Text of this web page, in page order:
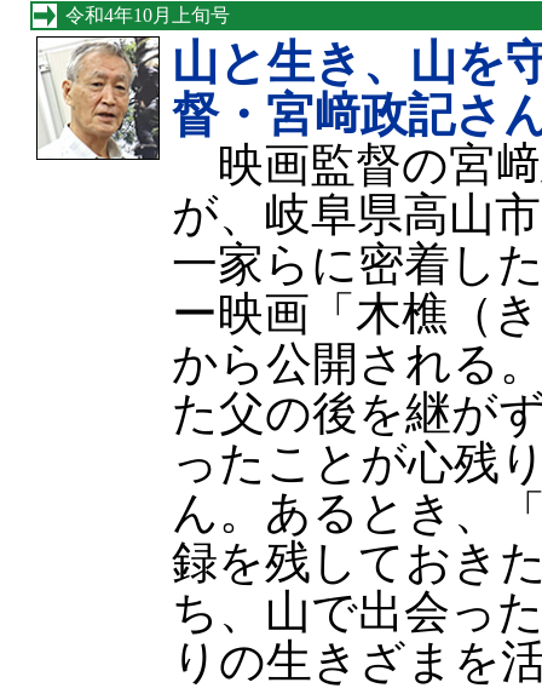
令和4年10月上旬号
山と生き、山を
督・宮﨑政記さ
映画監督の宮
が、岐阜県高山
一家らに密着し
ー映画「木樵（
から公開される
た父の後を継が
ったことが心残
ん。あるとき、
録を残しておき
ち、山で出会っ
りの生きざまを